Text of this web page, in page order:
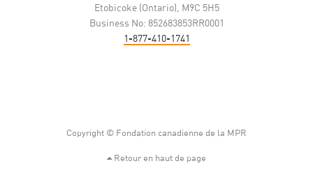
Etobicoke (Ontario), M9C 5H5
Business No: 852683853RR0001
1-877-410-1741
Copyright © Fondation canadienne de la MPR
Retour en haut de page